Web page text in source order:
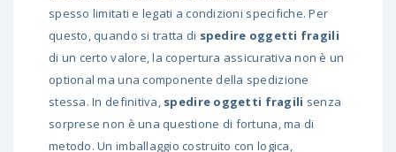
spesso limitati e legati a condizioni specifiche. Per
questo, quando si tratta di spedire oggetti fragili
di un certo valore, la copertura assicurativa non è un
optional ma una componente della spedizione
stessa. In definitiva, spedire oggetti fragili senza
sorprese non è una questione di fortuna, ma di
metodo. Un imballaggio costruito con logica,